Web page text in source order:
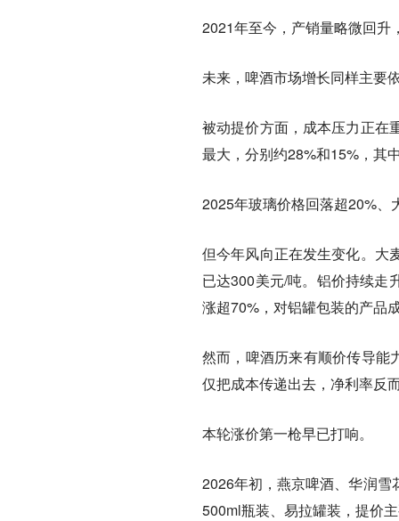
2021年至今，产销量略微回升
未来，啤酒市场增长同样主要
被动提价方面，成本压力正在
最大，分别约28%和15%，其
2025年玻璃价格回落超20%、
但今年风向正在发生变化。大
已达300美元/吨。铝价持续走
涨超70%，对铝罐包装的产品
然而，啤酒历来有顺价传导能
仅把成本传递出去，净利率反
本轮涨价第一枪早已打响。
2026年初，燕京啤酒、华润
500ml瓶装、易拉罐装，提价